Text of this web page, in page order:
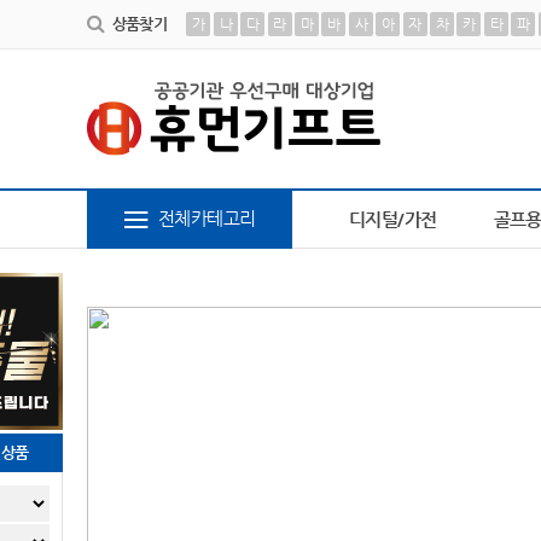
상품찾기 가 나 다 라 마 바 사 아 자 차 카 타 파
10 AP-100462 1 책갈피 2
전체카테고리 디지털/가전 골프
품